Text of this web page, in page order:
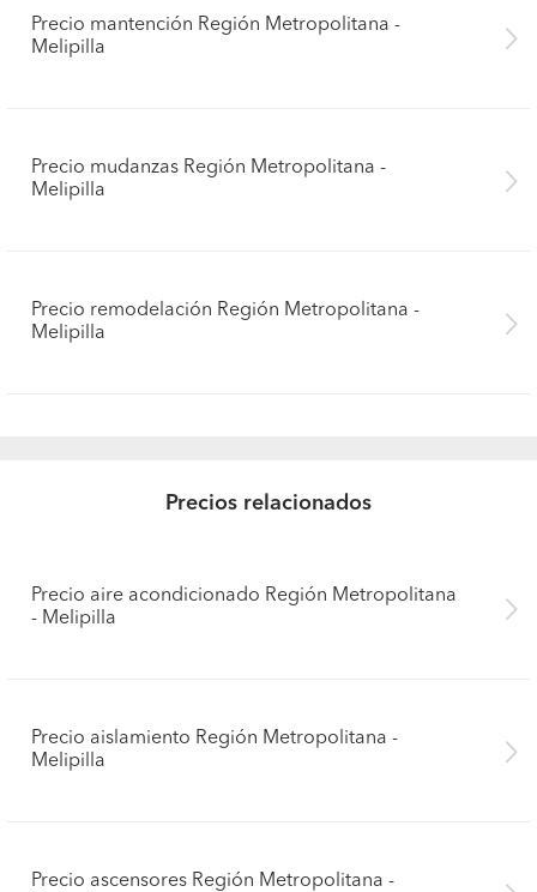
Precio mantención Región Metropolitana -
Melipilla
Precio mudanzas Región Metropolitana -
Melipilla
Precio remodelación Región Metropolitana -
Melipilla
Precios relacionados
Precio aire acondicionado Región Metropolitana
- Melipilla
Precio aislamiento Región Metropolitana -
Melipilla
Precio ascensores Región Metropolitana -